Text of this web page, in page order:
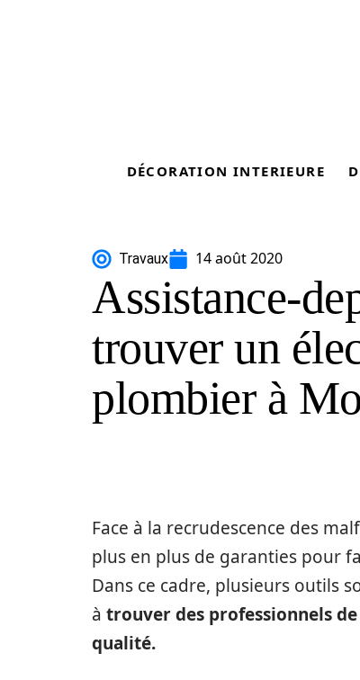
DÉCORATION INTERIEURE
Travaux 14 août 2020
Assistance-
trouver un
plombier à
Face à la recrudescence des
plus en plus de garanties pour
Dans ce cadre, plusieurs outils
à trouver des professionnels
qualité.